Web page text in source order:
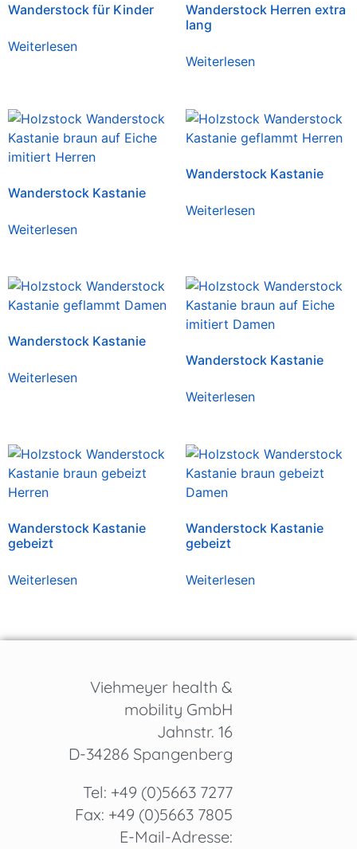
Wanderstock für Kinder
Weiterlesen
Wanderstock Herren extra
lang
Weiterlesen
Wanderstock Kastanie
Weiterlesen
Wanderstock Kastanie
Weiterlesen
Wanderstock Kastanie
Weiterlesen
Wanderstock Kastanie
Weiterlesen
Wanderstock Kastanie
gebeizt
Weiterlesen
Wanderstock Kastanie
gebeizt
Weiterlesen
Viehmeyer health &
mobility GmbH
Jahnstr. 16
D-34286 Spangenberg
Tel: +49 (0)5663 7277
Fax: +49 (0)5663 7805
E-Mail-Adresse: